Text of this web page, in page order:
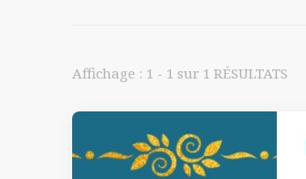
Affichage : 1 - 1 sur 1 RÉSULTATS